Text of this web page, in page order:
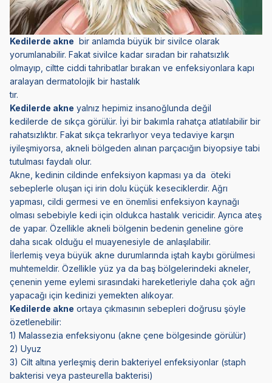
Kedilerde akne bir anlamda büyük bir sivilce olarak
yorumlanabilir. Fakat sivilce kadar sıradan bir rahatsızlık
olmayıp, ciltte ciddi tahribatlar bırakan ve enfeksiyonlara kapı
aralayan dermatolojik bir hastalık
tır.
Kedilerde akne yalnız hepimiz insanoğlunda değil
kedilerde de sıkça görülür. İyi bir bakımla rahatça atlatılabilir bir
rahatsızlıktır. Fakat sıkça tekrarlıyor veya tedaviye karşın
iyileşmiyorsa, akneli bölgeden alınan parçacığın biyopsiye tabi
tutulması faydalı olur.
Akne, kedinin cildinde enfeksiyon kapması ya da öteki
sebeplerle oluşan içi irin dolu küçük keseciklerdir. Ağrı
yapması, cildi germesi ve en önemlisi enfeksiyon kaynağı
olması sebebiyle kedi için oldukca hastalık vericidir. Ayrıca ateş
de yapar. Özellikle akneli bölgenin bedenin geneline göre
daha sıcak olduğu el muayenesiyle de anlaşılabilir.
İlerlemiş veya büyük akne durumlarında iştah kaybı görülmesi
muhtemeldir. Özellikle yüz ya da baş bölgelerindeki akneler,
çenenin yeme eylemi sırasındaki hareketleriyle daha çok ağrı
yapacağı için kedinizi yemekten alıkoyar.
Kedilerde akne ortaya çıkmasının sebepleri doğrusu şöyle
özetlenebilir:
1) Malassezia enfeksiyonu (akne çene bölgesinde görülür)
2) Uyuz
3) Cilt altına yerleşmiş derin bakteriyel enfeksiyonlar (staph
bakterisi veya pasteurella bakterisi)